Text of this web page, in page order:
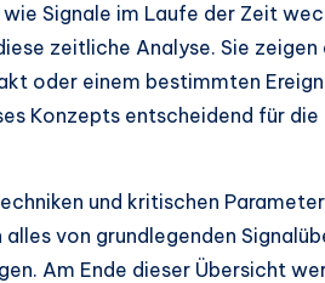
Signale im Laufe der Zeit
zeitliche Analyse. Sie zeigen
oder einem bestimmten
Konzepts entscheidend für die
und kritischen
von grundlegenden
Am Ende dieser Übersicht